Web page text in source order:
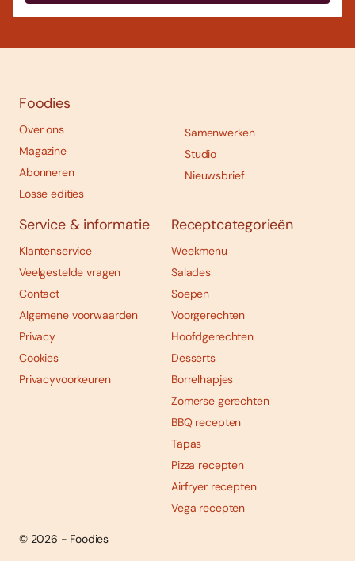
Foodies
Over ons
Magazine
Abonneren
Losse edities
Samenwerken
Studio
Nieuwsbrief
Service & informatie
Klantenservice
Veelgestelde vragen
Contact
Algemene voorwaarden
Privacy
Cookies
Privacyvoorkeuren
Receptcategorieën
Weekmenu
Salades
Soepen
Voorgerechten
Hoofdgerechten
Desserts
Borrelhapjes
Zomerse gerechten
BBQ recepten
Tapas
Pizza recepten
Airfryer recepten
Vega recepten
© 2026 - Foodies